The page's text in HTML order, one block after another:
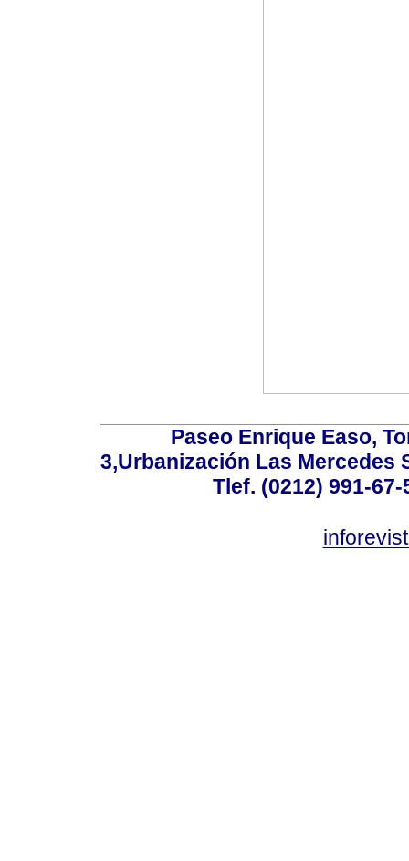
Paseo Enrique Easo,
3,Urbanización Las Mercedes
Tlef. (0212) 991-